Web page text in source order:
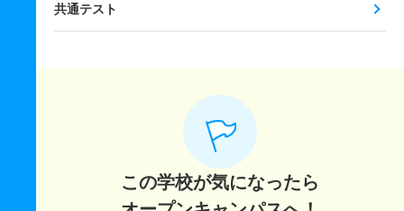
共通テスト
この学校が気になったら